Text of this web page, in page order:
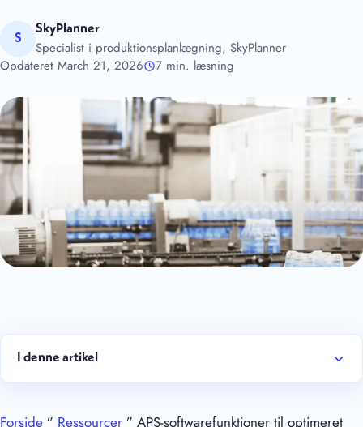
S
SkyPlanner
Specialist i produktionsplanlægning, SkyPlanner
Opdateret March 21, 2026
7 min. læsning
I denne artikel
Forside ” Ressourcer ” APS-softwarefunktioner til optimeret